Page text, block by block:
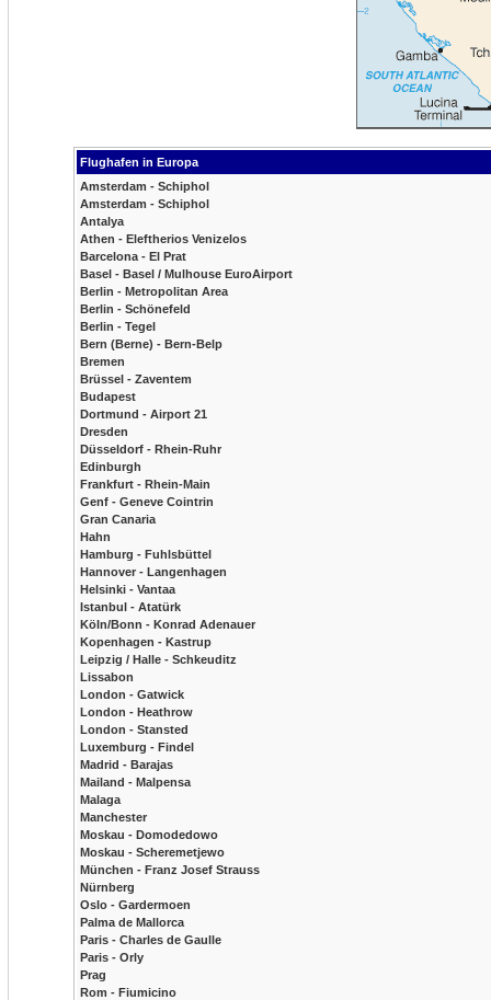
Flughafen in Europa
Amsterdam - Schiphol
Amsterdam - Schiphol
Antalya
Athen - Eleftherios Venizelos
Barcelona - El Prat
Basel - Basel / Mulhouse EuroAirport
Berlin - Metropolitan Area
Berlin - Schönefeld
Berlin - Tegel
Bern (Berne) - Bern-Belp
Bremen
Brüssel - Zaventem
Budapest
Dortmund - Airport 21
Dresden
Düsseldorf - Rhein-Ruhr
Edinburgh
Frankfurt - Rhein-Main
Genf - Geneve Cointrin
Gran Canaria
Hahn
Hamburg - Fuhlsbüttel
Hannover - Langenhagen
Helsinki - Vantaa
Istanbul - Atatürk
Köln/Bonn - Konrad Adenauer
Kopenhagen - Kastrup
Leipzig / Halle - Schkeuditz
Lissabon
London - Gatwick
London - Heathrow
London - Stansted
Luxemburg - Findel
Madrid - Barajas
Mailand - Malpensa
Malaga
Manchester
Moskau - Domodedowo
Moskau - Scheremetjewo
München - Franz Josef Strauss
Nürnberg
Oslo - Gardermoen
Palma de Mallorca
Paris - Charles de Gaulle
Paris - Orly
Prag
Rom - Fiumicino